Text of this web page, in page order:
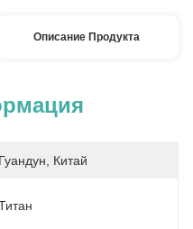
Описание Продукта
Гуандун, Китай